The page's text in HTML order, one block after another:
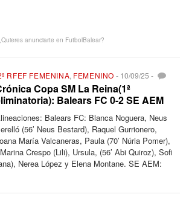
anunciarte en FutbolBalear?
RFEF FEMENINA, FEMENINO - 10/09/25 -
Copa SM La Reina(1ª
Balears FC 0-2 SE AEM
Balears FC: Blanca Noguera, Neus
(56’ Neus Bestard), Raquel Gurrionero,
María Valcaneras, Paula (70’ Núria Pomer),
Crespo (Lili), Ursula, (56’ Abi Quiroz), Sofi
Nerea López y Elena Montane. SE AEM: